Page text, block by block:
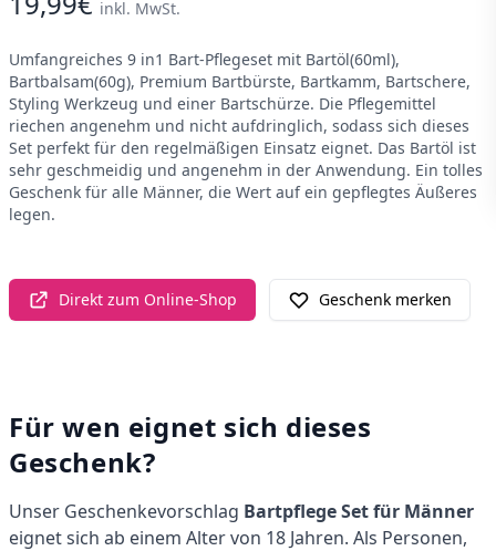
inkl. MwSt.
Umfangreiches 9 in1 Bart-Pflegeset mit Bartöl(60ml),
Bartbalsam(60g), Premium Bartbürste, Bartkamm, Bartschere,
Styling Werkzeug und einer Bartschürze. Die Pflegemittel
riechen angenehm und nicht aufdringlich, sodass sich dieses
Set perfekt für den regelmäßigen Einsatz eignet. Das Bartöl ist
sehr geschmeidig und angenehm in der Anwendung. Ein tolles
Geschenk für alle Männer, die Wert auf ein gepflegtes Äußeres
legen.
Direkt zum Online-Shop Geschenk merken
Für wen eignet sich dieses
Geschenk?
Unser Geschenkevorschlag Bartpflege Set für Männer
eignet sich ab einem Alter von 18 Jahren. Als Personen,